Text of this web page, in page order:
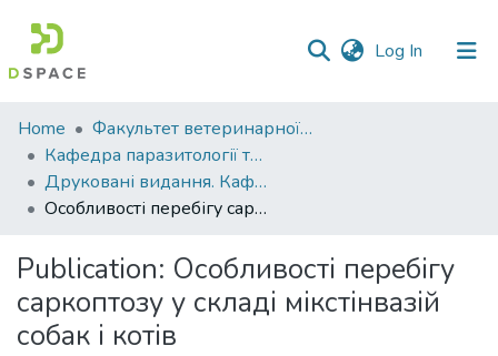
Log In (current)
Communities
&
Collections
Statistics
Home
Факультет ветеринарної медицини
Кафедра паразитології та ветеринарно-санітарної експертизи
Друковані видання. Кафедра паразитології та ветеринарно-санітарної експертизи
Особливості перебігу саркоптозу у складі мікстінвазій собак і котів
Publication: Особливості перебігу
саркоптозу у складі мікстінвазій
собак і котів